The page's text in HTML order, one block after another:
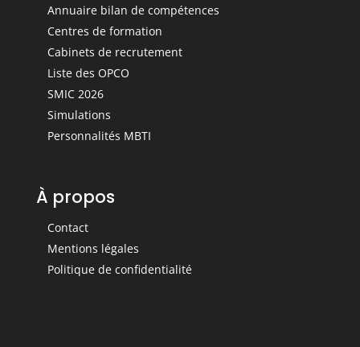
Annuaire bilan de compétences
Centres de formation
Cabinets de recrutement
Liste des OPCO
SMIC 2026
Simulations
Personnalités MBTI
À propos
Contact
Mentions légales
Politique de confidentialité